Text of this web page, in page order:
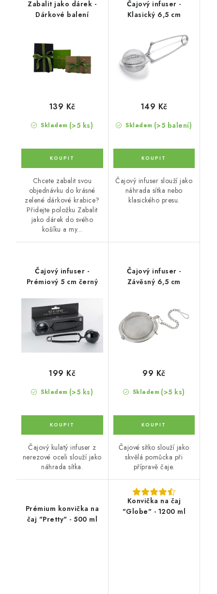
Zabalit jako dárek -
Dárkové balení
Skladem (>5 ks)
139 Kč
Chcete zabalit svou
objednávku do krásné
zelené dárkové krabice?
Přidejte položku Zabalit
jako dárek do svého
košíku a my...
Čajový infuser -
Klasický 6,5 cm
Skladem (>5 balení)
149 Kč
Čajový infuser slouží jako
náhrada sítka nebo
klasického presu.
Čajový infuser -
Prémiový 5 cm černý
Skladem (>5 ks)
199 Kč
Čajový kulatý infuser z
nerezové oceli slouží jako
náhrada sítka.
Čajový infuser -
Závěsný 6,5 cm
Skladem (>5 ks)
99 Kč
Čajové sítko slouží jako
skvělá pomůcka při
přípravě čaje.
Prémium konvička na
čaj "Pretty" - 500 ml
Konvička na čaj
"Globe" - 1200 ml